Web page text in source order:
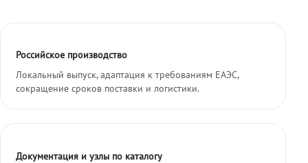
Российское производство
Локальный выпуск, адаптация к требованиям ЕАЭС,
сокращение сроков поставки и логистики.
Документация и узлы по каталогу